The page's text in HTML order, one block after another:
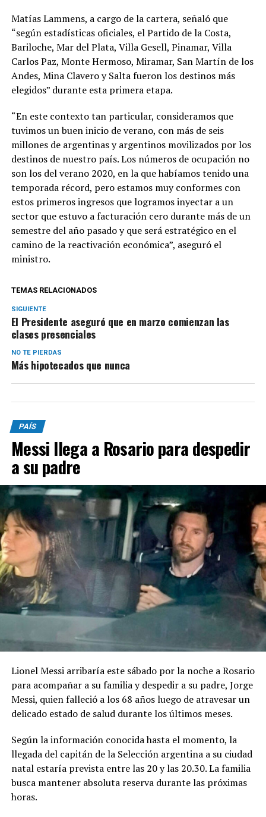
Matías Lammens, a cargo de la cartera, señaló que
“según estadísticas oficiales, el Partido de la Costa,
Bariloche, Mar del Plata, Villa Gesell, Pinamar, Villa
Carlos Paz, Monte Hermoso, Miramar, San Martín de los
Andes, Mina Clavero y Salta fueron los destinos más
elegidos” durante esta primera etapa.
“En este contexto tan particular, consideramos que
tuvimos un buen inicio de verano, con más de seis
millones de argentinas y argentinos movilizados por los
destinos de nuestro país. Los números de ocupación no
son los del verano 2020, en la que habíamos tenido una
temporada récord, pero estamos muy conformes con
estos primeros ingresos que logramos inyectar a un
sector que estuvo a facturación cero durante más de un
semestre del año pasado y que será estratégico en el
camino de la reactivación económica”, aseguró el
ministro.
TEMAS RELACIONADOS
SIGUIENTE
El Presidente aseguró que en marzo comienzan las
clases presenciales
NO TE PIERDAS
Más hipotecados que nunca
PAÍS
Messi llega a Rosario para despedir
a su padre
Lionel Messi arribaría este sábado por la noche a Rosario
para acompañar a su familia y despedir a su padre, Jorge
Messi, quien falleció a los 68 años luego de atravesar un
delicado estado de salud durante los últimos meses.
Según la información conocida hasta el momento, la
llegada del capitán de la Selección argentina a su ciudad
natal estaría prevista entre las 20 y las 20.30. La familia
busca mantener absoluta reserva durante las próximas
horas.